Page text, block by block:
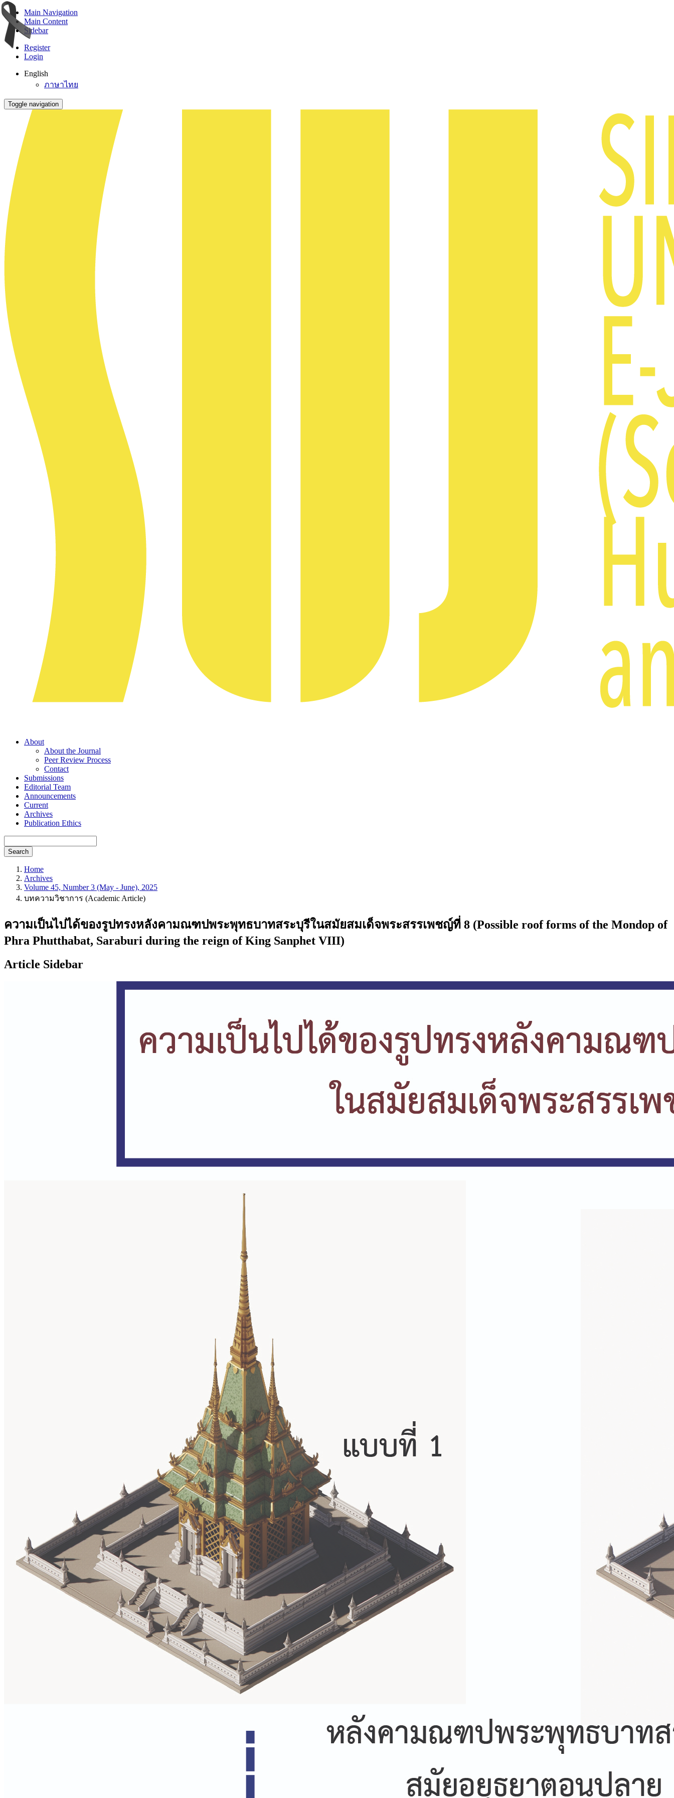
Main Navigation
Main Content
Sidebar
Register
Login
English
ภาษาไทย
Toggle navigation
About
About the Journal
Peer Review Process
Contact
Submissions
Editorial Team
Announcements
Current
Archives
Publication Ethics
Search
Home
Archives
Volume 45, Number 3 (May - June), 2025
บทความวิชาการ (Academic Article)
ความเป็นไปได้ของรูปทรงหลังคามณฑปพระพุทธบาทสระบุรีในสมัยสมเด็จพระสรรเพชญ์ที่ 8 (Possible roof forms of the Mondop of
Phra Phutthabat, Saraburi during the reign of King Sanphet VIII)
Article Sidebar